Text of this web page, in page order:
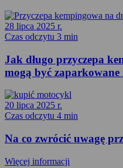
28 lipca 2025 r.
Czas odczytu 3 min
Jak długo przyczepa
mogą być zaparkowane
20 lipca 2025 r.
Czas odczytu 4 min
Na co zwrócić uwagę
Więcej informacji